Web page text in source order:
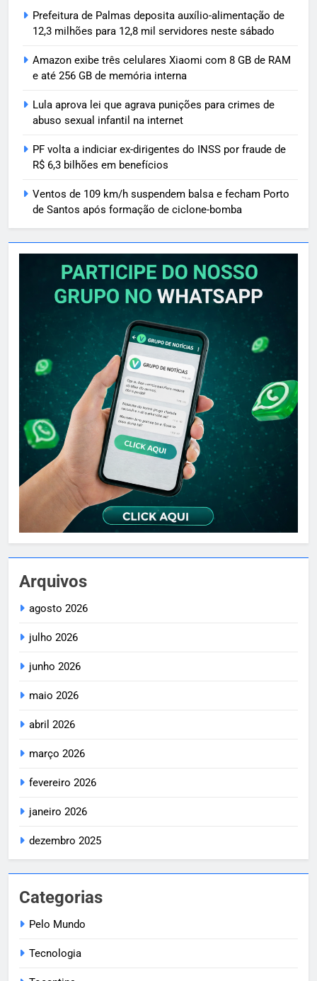
Prefeitura de Palmas deposita auxílio-alimentação de
12,3 milhões para 12,8 mil servidores neste sábado
Amazon exibe três celulares Xiaomi com 8 GB de RAM
e até 256 GB de memória interna
Lula aprova lei que agrava punições para crimes de
abuso sexual infantil na internet
PF volta a indiciar ex-dirigentes do INSS por fraude de
R$ 6,3 bilhões em benefícios
Ventos de 109 km/h suspendem balsa e fecham Porto
de Santos após formação de ciclone-bomba
Arquivos
agosto 2026
julho 2026
junho 2026
maio 2026
abril 2026
março 2026
fevereiro 2026
janeiro 2026
dezembro 2025
Categorias
Pelo Mundo
Tecnologia